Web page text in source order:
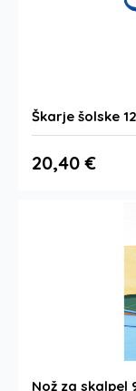
Škarje šolske
20,40 €
Nož za skalpel